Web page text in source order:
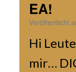
EA!
Veröffentlicht
Hi
mir…